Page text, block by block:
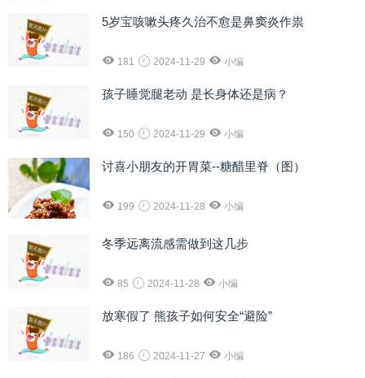
5岁宝咳嗽头疼久治不愈是鼻窦炎作祟
181 2024-11-29 小编
孩子睡觉腿老动 是长身体还是病？
150 2024-11-29 小编
讨喜小朋友的开胃菜--糖醋里脊（图）
199 2024-11-28 小编
冬季远离流感需做到这几步
85 2024-11-28 小编
放寒假了 熊孩子如何安全“避险”
186 2024-11-27 小编